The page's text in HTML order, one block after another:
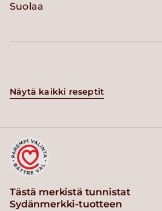
Suolaa
Näytä kaikki reseptit
Tästä merkistä tunnistat
Sydänmerkki-tuotteen